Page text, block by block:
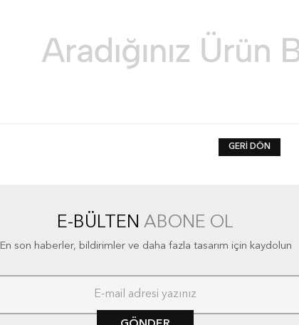
GERI DÖN
E-BÜLTEN ABONE OL
En son haberler, bildirimler ve daha fazla tasarım için kaydolun